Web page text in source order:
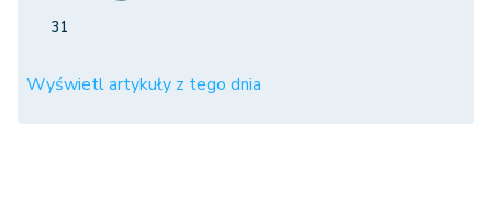
31
Wyświetl artykuły z tego dnia